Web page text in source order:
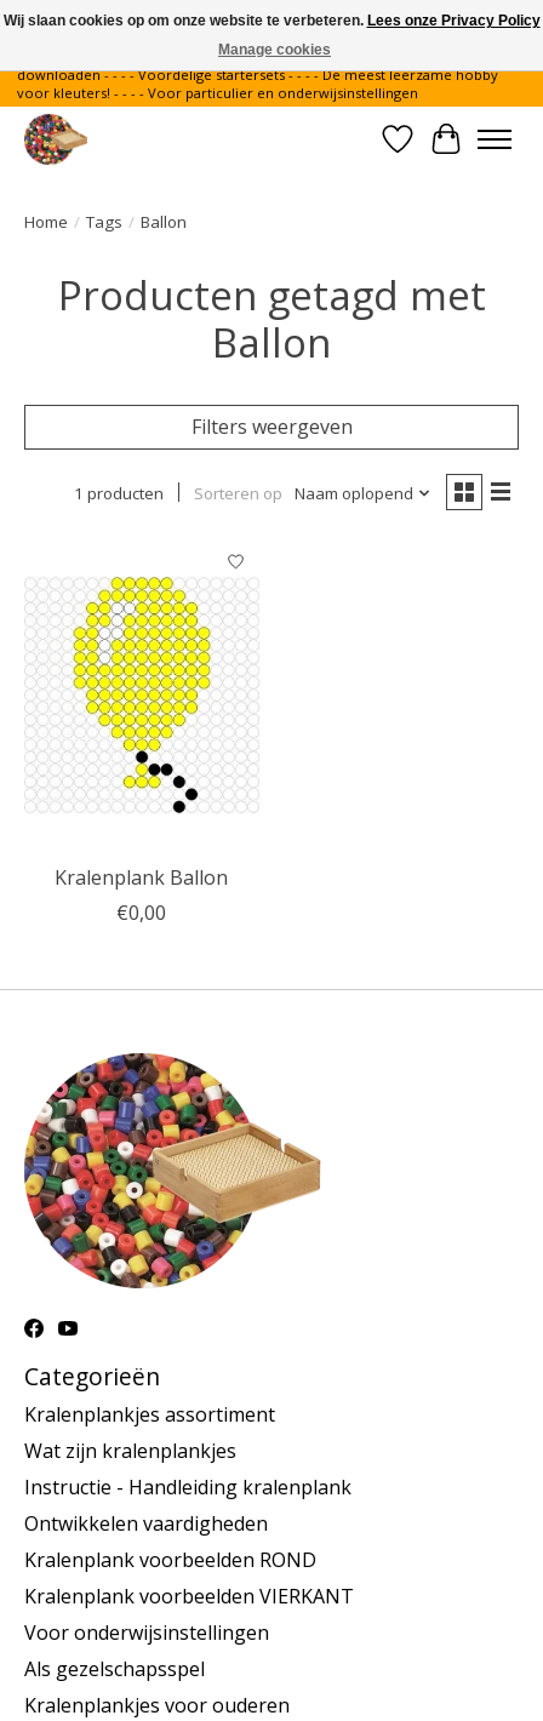
Gratis verzending binnen Nederland - - - - Legvoorbeelden gratis te
downloaden - - - - Voordelige startersets - - - - De meest leerzame hobby
voor kleuters! - - - - Voor particulier en onderwijsinstellingen
Verlanglijst
Home / Tags / Ballon
Producten getagd met
Ballon
Filters weergeven
1 producten Sorteren op Naam oplopend
Kralenplank Ballon
€0,00
Categorieën
Kralenplankjes assortiment
Wat zijn kralenplankjes
Instructie - Handleiding kralenplank
Ontwikkelen vaardigheden
Kralenplank voorbeelden ROND
Kralenplank voorbeelden VIERKANT
Voor onderwijsinstellingen
Als gezelschapsspel
Kralenplankjes voor ouderen
Wij slaan cookies op om onze website te verbeteren. Lees onze Privacy Policy
Manage cookies